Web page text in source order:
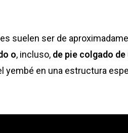
suelen ser de
o, incluso, de pie colgado
yembé en una estructura